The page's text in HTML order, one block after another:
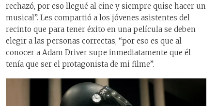
rechazó, por eso llegué al cine y siempre quise hacer un
musical”. Les compartió a los jóvenes asistentes del
recinto que para tener éxito en una película se deben
elegir a las personas correctas, “por eso es que al
conocer a Adam Driver supe inmediatamente que él
tenía que ser el protagonista de mi filme”.